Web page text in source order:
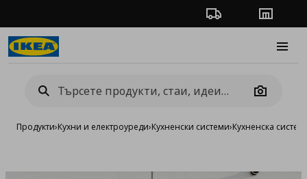
Проследяване на
Camera
Продукти›Кухни и електроуреди›Кухненски системи›Кухненска